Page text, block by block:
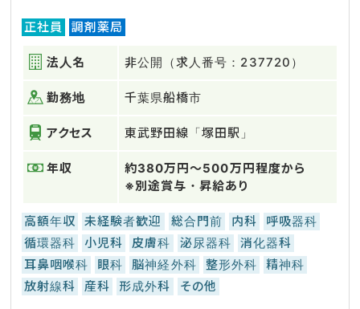
正社員 調剤薬局
法人名 非公開（求人番号：237720）
勤務地 千葉県船橋市
アクセス 東武野田線「塚田駅」
年収
約380万円～500万円程度から
※別途賞与・昇給あり
高額年収 未経験者歓迎 総合門前 内科
呼吸器科
循環器科
小児科 皮膚科 泌尿器科
消化器科
耳鼻咽喉科
眼科 脳神経外科 整形外科
精神科
放射線科
産科 形成外科 その他